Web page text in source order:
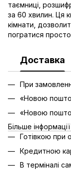
таємниці,
за 60 хвилин. Ця
кімнати,
погратися
Доставка
При
«Новою
«Новою
Більше
Готівкою при
Кредитною
В терміналі